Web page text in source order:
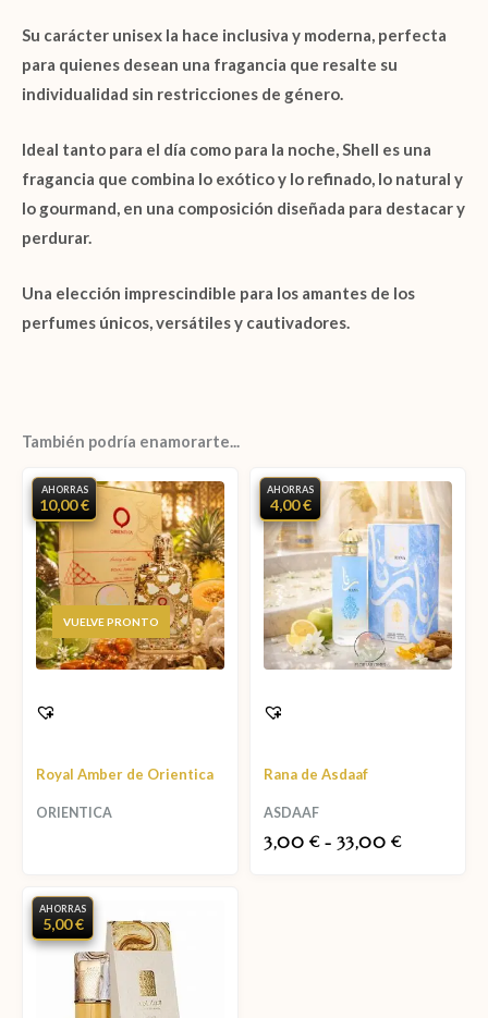
Su carácter unisex la hace inclusiva y moderna, perfecta
para quienes desean una fragancia que resalte su
individualidad sin restricciones de género.
Ideal tanto para el día como para la noche, Shell es una
fragancia que combina lo exótico y lo refinado, lo natural y
lo gourmand , en una composición diseñada para destacar y
perdurar.
Una elección imprescindible para los amantes de los
perfumes únicos, versátiles y cautivadores.
También podría enamorarte...
AHORRAS
10,00 €
AGOTADO
Royal Amber de Orientica
ORIENTICA
AHORRAS
4,00 €
Rana de Asdaaf
ASDAAF
3,00 € - 33,00 €
AHORRAS
5,00 €